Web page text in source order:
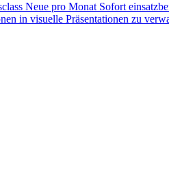
Neue pro Monat Sofort
in visuelle Präsentationen zu